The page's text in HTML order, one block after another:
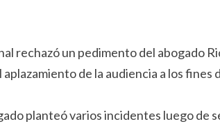
rechazó un pedimento del abogado
de la audiencia a los fines
planteó varios incidentes luego de